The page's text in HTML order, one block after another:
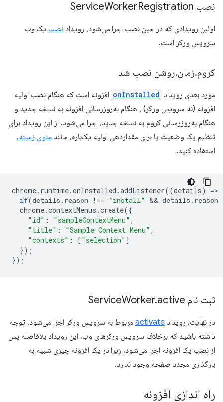
نصب Service WorkerRegistration
اولین رویدادی که در حین نصب اجرا می‌شود، رویداد نصب یک وب
سرویس ورکر است.
کروم.زمان.روشن نصب شد
مورد بعدی رویداد onInstalled افزونه است که هنگام نصب اولیه
افزونه (نه سرویس ورکر) ، هنگام به‌روزرسانی افزونه به نسخه جدید و
هنگام به‌روزرسانی کروم به نسخه جدید، اجرا می‌شود. از این رویداد برای
تنظیم یک وضعیت یا برای مقداردهی اولیه یک‌باره، مانند منوی زمینه،
استفاده کنید.
chrome. runtime.onInstalled .addListener((details) =>
if(details . reason !== "install" && details . reason
chrome.contextMenus .create({
"id" : "sampleContextMenu" ,
"title" : "Sample Context Menu" ,
"contexts" : [ "selection" ]
});
});
ثبت نام Service Worker.active
در نهایت، رویداد activate مربوط به سرویس ورکر اجرا می‌شود. توجه
داشته باشید که برخلاف سرویس ورکرهای وب، این رویداد بلافاصله پس
از نصب یک افزونه اجرا می‌شود، زیرا در یک افزونه چیزی شبیه به
بارگذاری مجدد صفحه وجود ندارد.
راه اندازی افزونه